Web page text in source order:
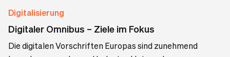
Digitalisierung
Digitaler Omnibus – Ziele im Fokus
Die digitalen Vorschriften Europas sind zunehmend